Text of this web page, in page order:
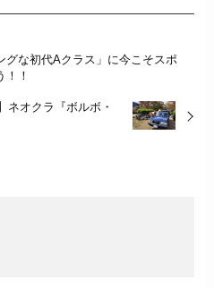
グな初代Aクラス」に今こそスポ
！！
ネオクラ『ボルボ・